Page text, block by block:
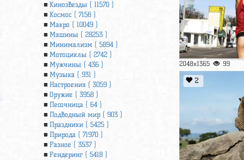
Кинозвезды ( 11570 )
Космос ( 7158 )
Макро ( 10049 )
Машины ( 28253 )
Минимализм ( 5894 )
Мотоциклы ( 2742 )
Мужчины ( 436 )
Музыка ( 931 )
Настроения ( 3059 )
Оружие ( 3958 )
Песочница ( 64 )
Подводный мир ( 903 )
Праздники ( 5425 )
Природа ( 71970 )
Разное ( 3537 )
Рендеринг ( 5418 )
2048x1365 99
2